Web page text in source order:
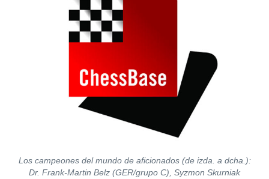
Los campeones del mundo de aficionados (de izda. a dcha.):
Dr. Frank-Martin Belz (GER/grupo C), Syzmon Skurniak